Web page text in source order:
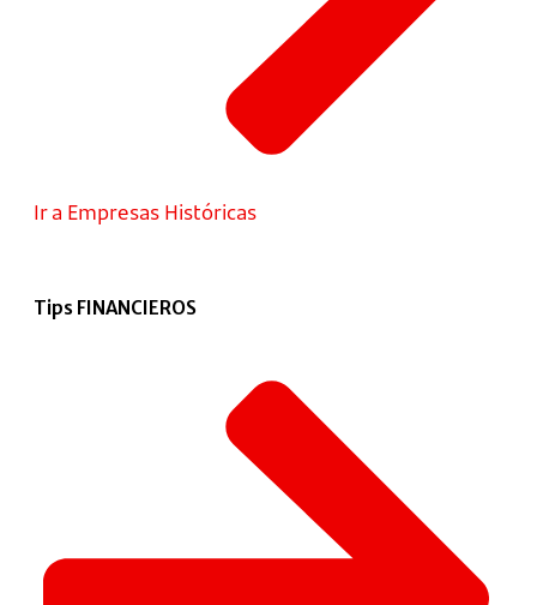
Ir a Empresas Históricas
Tips FINANCIEROS